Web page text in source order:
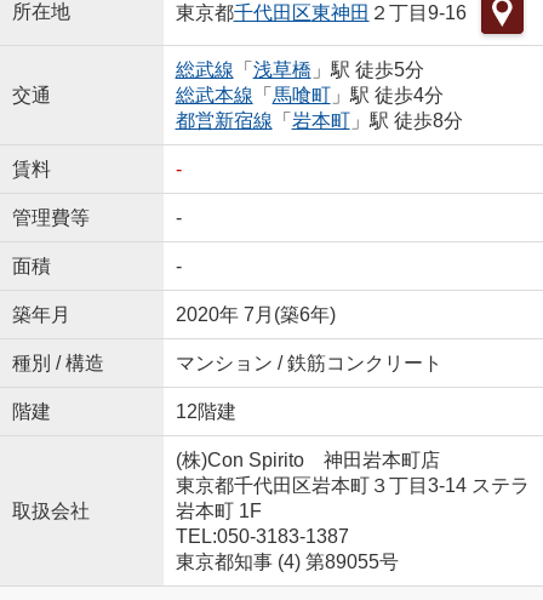
所在地 東京都千代田区東神田 ２丁目9-16
交通
総武線 「 浅草橋 」駅 徒歩5分
総武本線 「 馬喰町」駅 徒歩4分
都営新宿線 「 岩本町」駅 徒歩8分
賃料 -
管理費等 -
面積 -
築年月 2020年 7月(築6年)
種別 / 構造 マンション / 鉄筋コンクリート
階建 12階建
取扱会社
(株)Con Spirito 神田岩本町店
東京都千代田区岩本町３丁目3-14 ステラ
岩本町 1F
TEL:050-3183-1387
東京都知事 (4) 第89055号